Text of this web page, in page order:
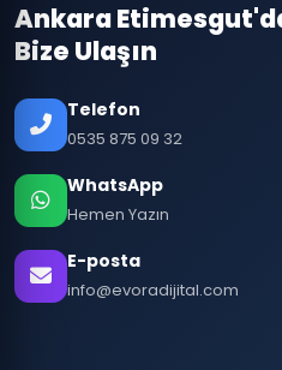
Ankara
Bize Ulaşın
Telefon
0535 875 09 32
WhatsApp
Hemen Yazın
E-posta
info@evoradijital.com